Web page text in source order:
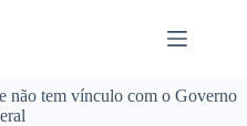
não tem vínculo com o Governo